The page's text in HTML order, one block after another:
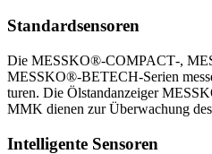
Stan­dard­sen­soren
Die MESSKO®-COMPACT‑,
MESSKO®-BETECH-Serien
turen. Die Ölstand­an­zeiger
MMK dienen zur Über­wa­chung
Intel­li­gente Sensoren